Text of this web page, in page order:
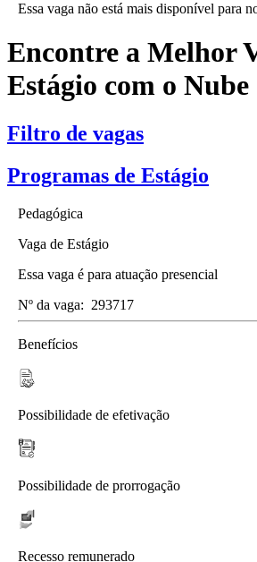
Essa vaga não está mais disponível para
Encontre a Melhor
Estágio com o Nube
Filtro de vagas
Programas de Estágio
Pedagógica
Vaga de Estágio
Essa vaga é para atuação presencial
Nº da vaga: 293717
Benefícios
Possibilidade de efetivação
Possibilidade de prorrogação
Recesso remunerado